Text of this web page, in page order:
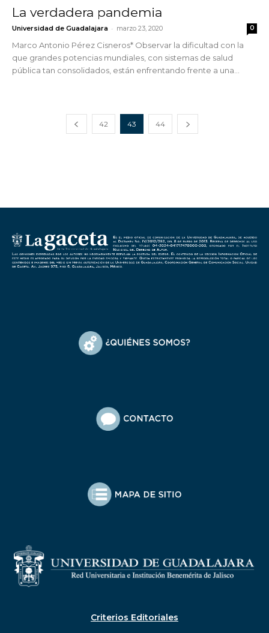
La verdadera pandemia
Universidad de Guadalajara - marzo 23, 2020 0
Marco Antonio Pérez Cisneros* Observar la dificultad con la
que grandes potencias mundiales, con sistemas de salud
pública tan consolidados, están enfrentando frente a una...
42 43 44
Criterios Editoriales